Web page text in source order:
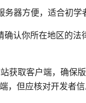
器方便，适合初学
认你所在地区的法
获取客户端，确保版
，但应核对开发者信